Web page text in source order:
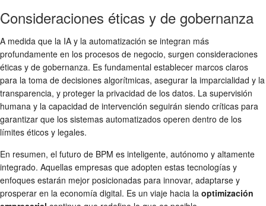
Consideraciones éticas y de gobernanza
A medida que la IA y la automatización se integran más
profundamente en los procesos de negocio, surgen consideraciones
éticas y de gobernanza. Es fundamental establecer marcos claros
para la toma de decisiones algorítmicas, asegurar la imparcialidad y la
transparencia, y proteger la privacidad de los datos. La supervisión
humana y la capacidad de intervención seguirán siendo críticas para
garantizar que los sistemas automatizados operen dentro de los
límites éticos y legales.
En resumen, el futuro de BPM es inteligente, autónomo y altamente
integrado. Aquellas empresas que adopten estas tecnologías y
enfoques estarán mejor posicionadas para innovar, adaptarse y
prosperar en la economía digital. Es un viaje hacia la optimización